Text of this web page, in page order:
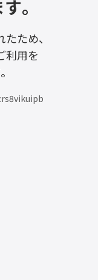
。
ため、
利用を